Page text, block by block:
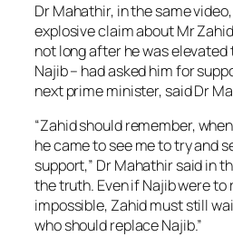
Dr Mahathir, in the same
explosive claim about Mr
not long after he was
Najib – had asked him for
next prime minister, said Dr
“Zahid should remember,
he came to see me to try and
support,” Dr Mahathir said in
the truth. Even if Najib were to
impossible, Zahid must still
who should replace Najib.”